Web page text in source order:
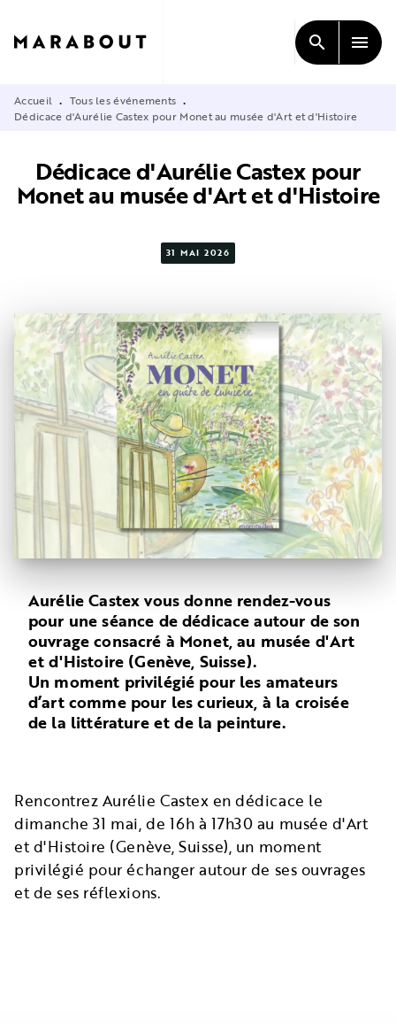
CONTENU
search menu
Accueil • Tous les événements •
Dédicace d'Aurélie Castex pour Monet au musée d'Art et d'Histoire
Dédicace d'Aurélie Castex pour
Monet au musée d'Art et d'Histoire
31 MAI 2026
Aurélie Castex vous donne rendez-vous
pour une séance de dédicace autour de son
ouvrage consacré à Monet, au musée d'Art
et d'Histoire (Genève, Suisse).
Un moment privilégié pour les amateurs
d’art comme pour les curieux, à la croisée
de la littérature et de la peinture.
Rencontrez Aurélie Castex en dédicace le
dimanche 31 mai, de 16h à 17h30 au musée d'Art
et d'Histoire (Genève, Suisse), un moment
privilégié pour échanger autour de ses ouvrages
et de ses réflexions.